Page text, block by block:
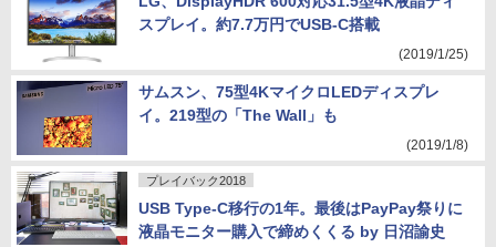
スプレイ。約7.7万円でUSB-C搭載
(2019/1/25)
サムスン、75型4KマイクロLEDディスプレ
イ。219型の「The Wall」も
(2019/1/8)
プレイバック2018
USB Type-C移行の1年。最後はPayPay祭りに
液晶モニター購入で締めくくる by 日沼諭史